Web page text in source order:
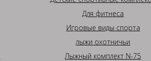
Для фитнеса
Игровые виды спорта
лыжи охотничьи
Лыжный комплект N-75